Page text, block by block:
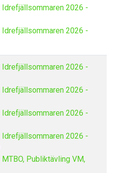
Idrefjällsommaren 2026 -
Idrefjällsommaren 2026 -
Idrefjällsommaren 2026 -
Idrefjällsommaren 2026 -
Idrefjällsommaren 2026 -
Idrefjällsommaren 2026 -
MTBO, Publiktävling VM,